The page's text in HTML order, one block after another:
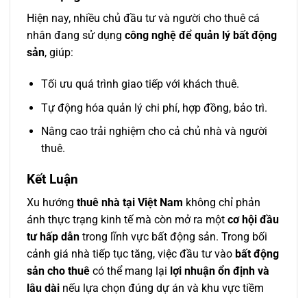
Hiện nay, nhiều chủ đầu tư và người cho thuê cá
nhân đang sử dụng công nghệ để quản lý bất động
sản, giúp:
Tối ưu quá trình giao tiếp với khách thuê.
Tự động hóa quản lý chi phí, hợp đồng, bảo trì.
Nâng cao trải nghiệm cho cả chủ nhà và người
thuê.
Kết Luận
Xu hướng thuê nhà tại Việt Nam không chỉ phản
ánh thực trạng kinh tế mà còn mở ra một cơ hội đầu
tư hấp dẫn trong lĩnh vực bất động sản. Trong bối
cảnh giá nhà tiếp tục tăng, việc đầu tư vào bất động
sản cho thuê có thể mang lại lợi nhuận ổn định và
lâu dài nếu lựa chọn đúng dự án và khu vực tiềm